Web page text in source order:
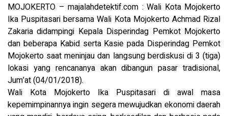
MOJOKERTO – majalahdetektif.com : Wali Kota Mojokerto
Ika Puspitasari bersama Wali Kota Mojokerto Achmad Rizal
Zakaria didampingi Kepala Disperindag Pemkot Mojokerto
dan beberapa Kabid serta Kasie pada Disperindag Pemkot
Mojokerto saat meninjau dan langsung berdiskusi di 3 (tiga)
lokasi yang rencananya akan dibangun pasar tradisional,
Jum’at (04/01/2018).
Wali Kota Mojokerto Ika Puspitasari di awal masa
kepemimpinannya ingin segera mewujudkan ekonomi daerah